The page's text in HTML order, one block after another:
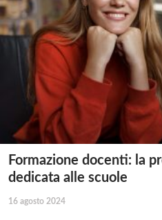
Formazione docenti: la
dedicata alle scuole
16 agosto 2024